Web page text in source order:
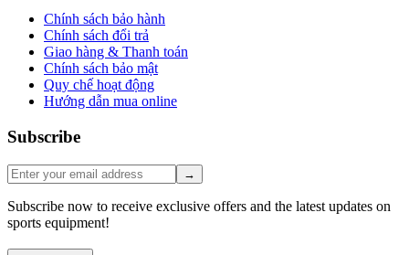
Chính sách bảo hành
Chính sách đổi trả
Giao hàng & Thanh toán
Chính sách bảo mật
Quy chế hoạt động
Hướng dẫn mua online
Subscribe
→
Subscribe now to receive exclusive offers and the latest updates on
sports equipment!